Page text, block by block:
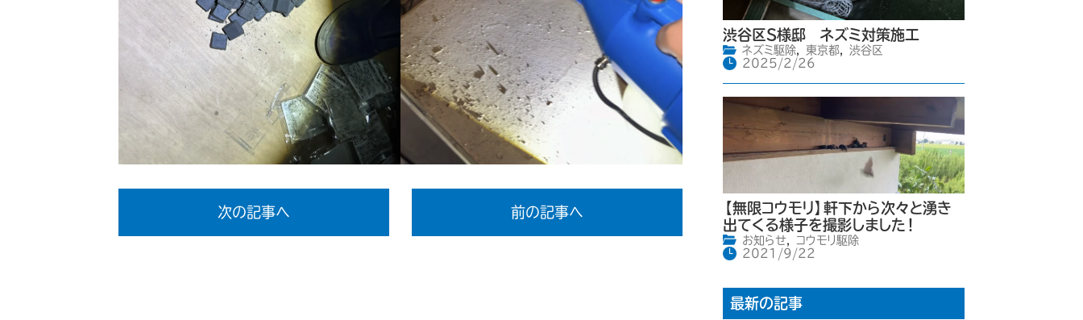
次の記事へ 前の記事へ
渋谷区S様邸 ネズミ対策施工
ネズミ駆除, 東京都,
渋谷区
2025/2/26
【無限コウモリ】軒下から次々と湧き
出てくる様子を撮影しました！
お知らせ,
コウモリ駆除
2021/9/22
最新の記事